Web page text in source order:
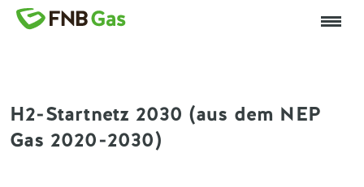
H2-Startnetz 2030 (aus dem NEP
Gas 2020-2030)